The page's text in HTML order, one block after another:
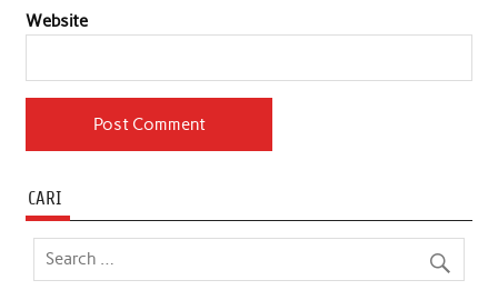
Website
CARI